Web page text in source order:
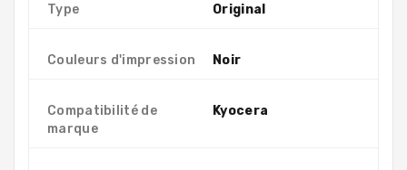
Type Original
Couleurs d'impression Noir
Compatibilité de
marque
Kyocera